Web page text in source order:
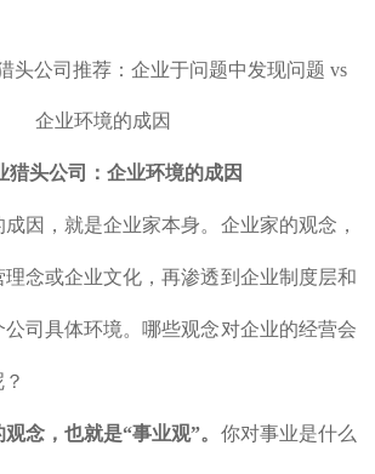
头公司： 企业环境的成因
因，就是企业家本身。企业家的观念，
念或企业文化，再渗透到企业制度层和
司具体环境。哪些观念对企业的经营会
念，也就是“事业观”。 你对事业是什么